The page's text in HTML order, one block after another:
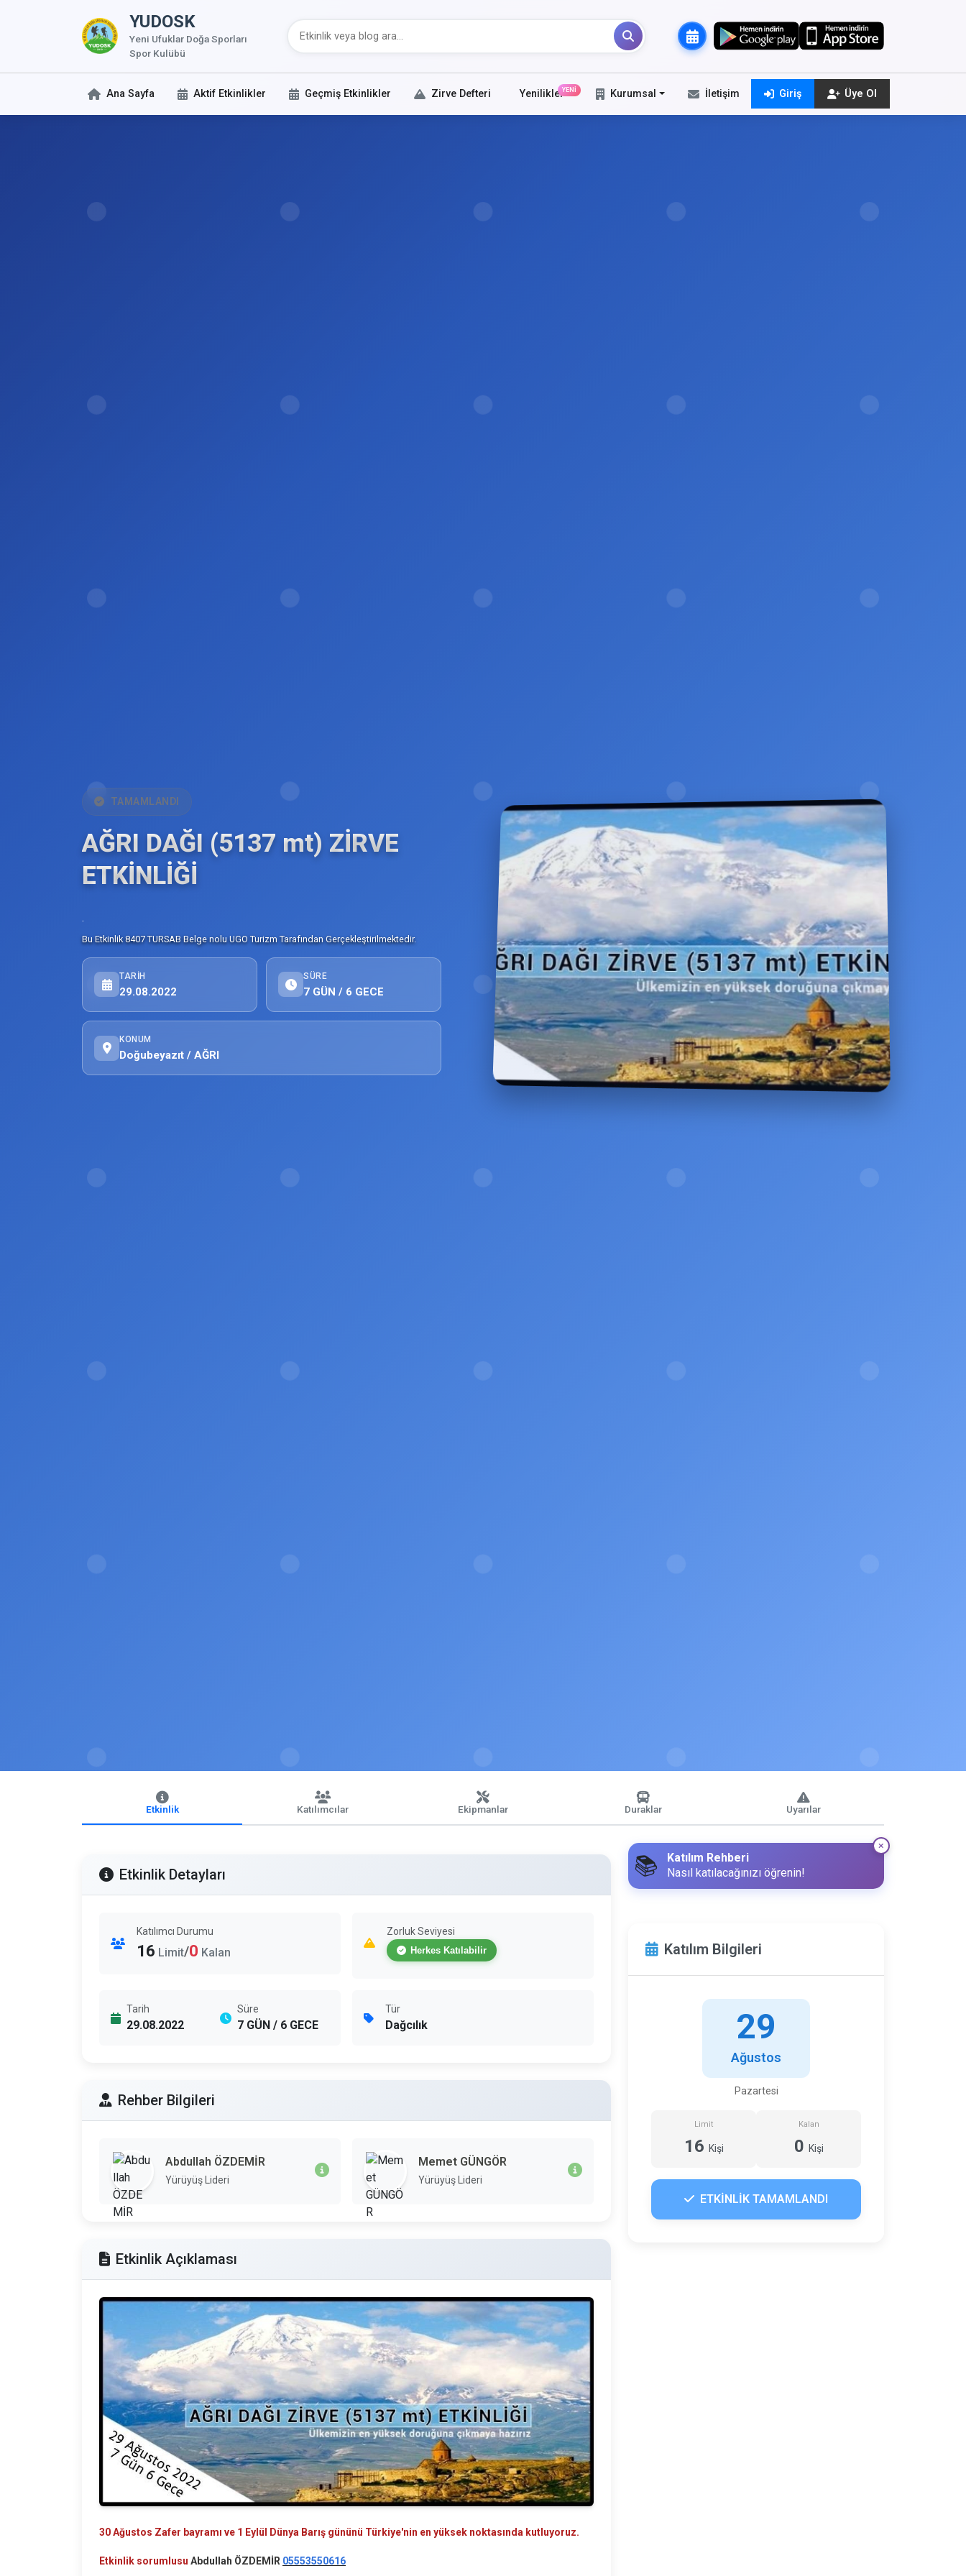
YUDOSK
Yeni Ufuklar Doğa Sporları
Spor Kulübü
Ana Sayfa Aktif Etkinlikler Geçmiş Etkinlikler Zirve Defteri YeniliklerYENİ Kurumsal İletişim Giriş Üye Ol
TAMAMLANDI
AĞRI DAĞI (5137 mt) ZİRVE
ETKİNLİĞİ
.
Bu Etkinlik 8407 TURSAB Belge nolu UGO Turizm Tarafından Gerçekleştirilmektedir.
TARIH
29.08.2022
SÜRE
7 GÜN / 6 GECE
KONUM
Doğubeyazıt / AĞRI
Etkinlik Katılımcılar Ekipmanlar Duraklar Uyarılar
Etkinlik Detayları
Katılımcı Durumu
16 Limit/0 Kalan
Zorluk Seviyesi
Herkes Katılabilir
Tarih
29.08.2022
Süre
7 GÜN / 6 GECE
Tür
Dağcılık
Rehber Bilgileri
Abdullah ÖZDEMİR
Yürüyüş Lideri
Memet GÜNGÖR
Yürüyüş Lideri
Etkinlik Açıklaması
30 Ağustos Zafer bayramı ve 1 Eylül Dünya Barış gününü Türkiye'nin en yüksek noktasında kutluyoruz.
Etkinlik sorumlusu Abdullah ÖZDEMİR 05553550616
📚
Katılım Rehberi
Nasıl katılacağınızı öğrenin!
Katılım Bilgileri
29
Ağustos
Pazartesi
Limit
16 Kişi
Kalan
0 Kişi
ETKİNLİK TAMAMLANDI